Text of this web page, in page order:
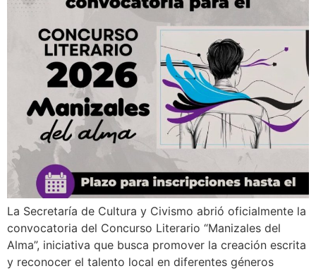
La Secretaría de Cultura y Civismo abrió oficialmente la
convocatoria del Concurso Literario “Manizales del
Alma”, iniciativa que busca promover la creación escrita
y reconocer el talento local en diferentes géneros